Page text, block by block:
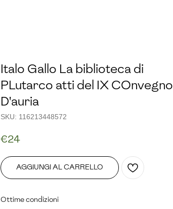
Italo Gallo La biblioteca di
PLutarco atti del IX COnvegno
D'auria
SKU: 116213448572
€24
AGGIUNGI AL CARRELLO
Ottime condizioni